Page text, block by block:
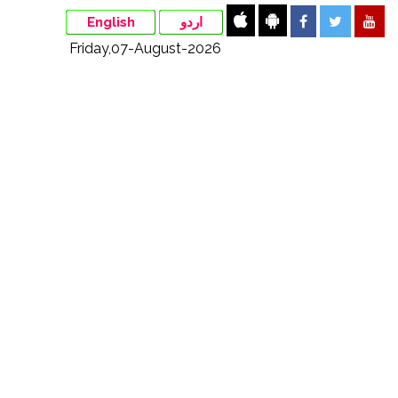
English اردو
Friday,07-August-2026